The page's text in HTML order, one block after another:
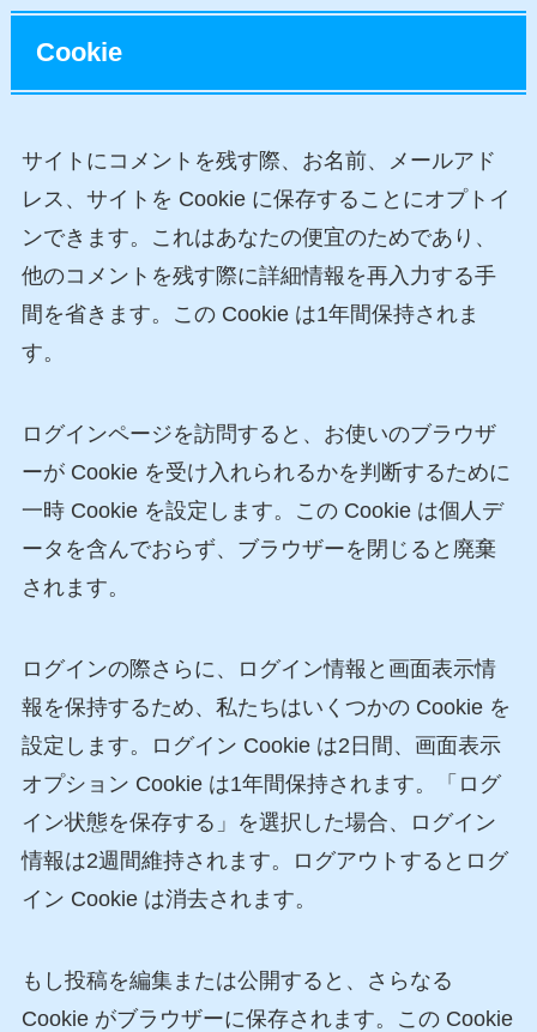
Cookie
サイトにコメントを残す際、お名前、メールアド
レス、サイトを Cookie に保存することにオプトイ
ンできます。これはあなたの便宜のためであり、
他のコメントを残す際に詳細情報を再入力する手
間を省きます。この Cookie は1年間保持されま
す。
ログインページを訪問すると、お使いのブラウザ
ーが Cookie を受け入れられるかを判断するために
一時 Cookie を設定します。この Cookie は個人デ
ータを含んでおらず、ブラウザーを閉じると廃棄
されます。
ログインの際さらに、ログイン情報と画面表示情
報を保持するため、私たちはいくつかの Cookie を
設定します。ログイン Cookie は2日間、画面表示
オプション Cookie は1年間保持されます。「ログ
イン状態を保存する」を選択した場合、ログイン
情報は2週間維持されます。ログアウトするとログ
イン Cookie は消去されます。
もし投稿を編集または公開すると、さらなる
Cookie がブラウザーに保存されます。この Cookie